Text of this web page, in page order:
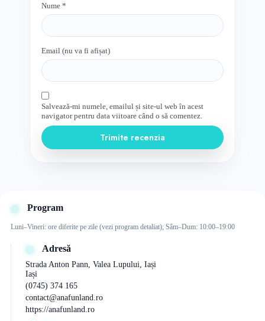
Nume *
Email (nu va fi afișat)
Salvează-mi numele, emailul și site-ul web în acest
navigator pentru data viitoare când o să comentez.
Trimite recenzia
Program
Luni–Vineri: ore diferite pe zile (vezi program detaliat); Sâm–Dum: 10:00–19:00
Adresă
Strada Anton Pann, Valea Lupului, Iași
Iași
(0745) 374 165
contact@anafunland.ro
https://anafunland.ro